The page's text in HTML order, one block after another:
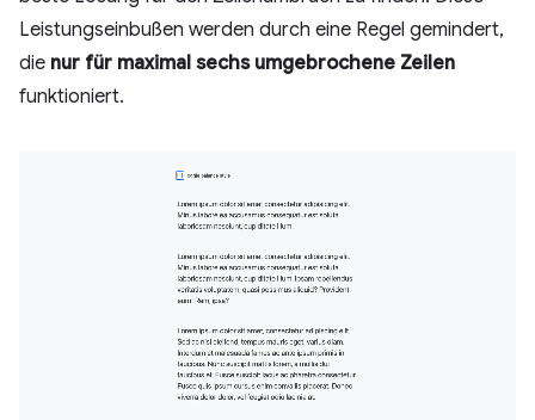
Leistungseinbußen werden durch eine Regel gemindert,
die nur für maximal sechs umgebrochene Zeilen
funktioniert.